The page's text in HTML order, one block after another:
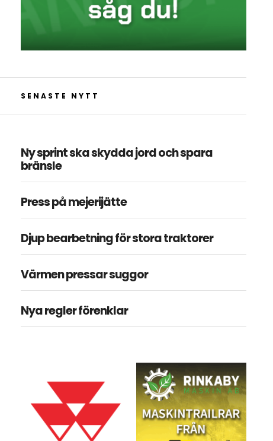
SENASTE NYTT
Ny sprint ska skydda jord och spara
bränsle
Press på mejerijätte
Djup bearbetning för stora traktorer
Värmen pressar suggor
Nya regler förenklar